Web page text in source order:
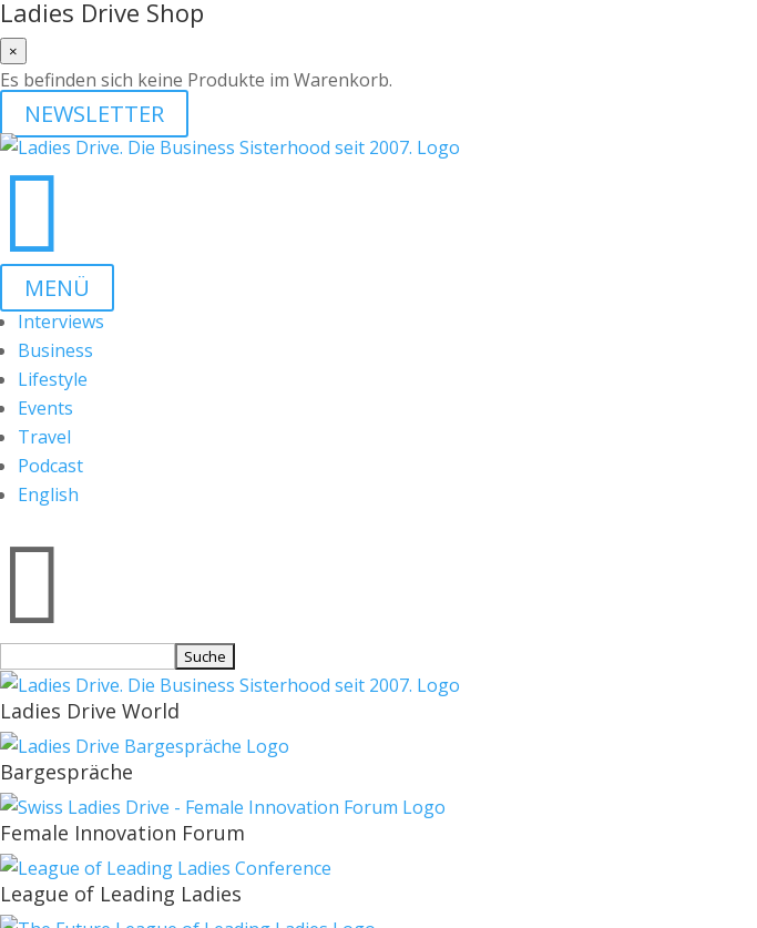
Ladies Drive Shop
×
Es befinden sich keine Produkte im Warenkorb.
NEWSLETTER

MENÜ
Interviews
Business
Lifestyle
Events
Travel
Podcast
English

nach:
Ladies Drive World
Bargespräche
Female Innovation Forum
League of Leading Ladies